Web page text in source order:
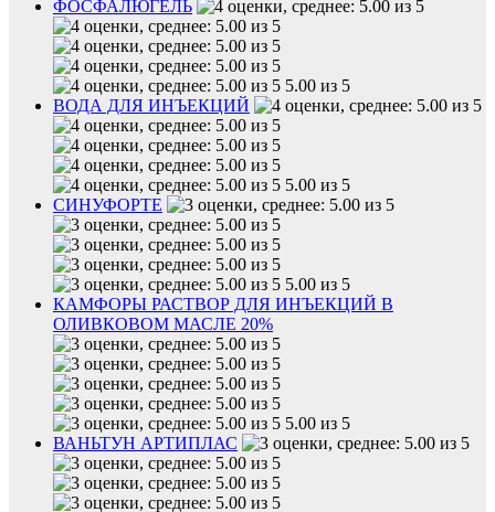
ФОСФАЛЮГЕЛЬ
5.00 из 5
ВОДА ДЛЯ ИНЪЕКЦИЙ
5.00 из 5
СИНУФОРТЕ
5.00 из 5
КАМФОРЫ РАСТВОР ДЛЯ ИНЪЕКЦИЙ В
ОЛИВКОВОМ МАСЛЕ 20%
5.00 из 5
ВАНЬТУН АРТИПЛАС